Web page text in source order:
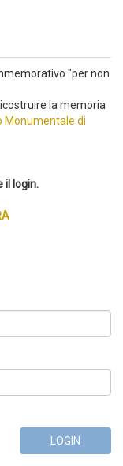
"per non
la memoria
Monumentale di
il login.
LOGIN